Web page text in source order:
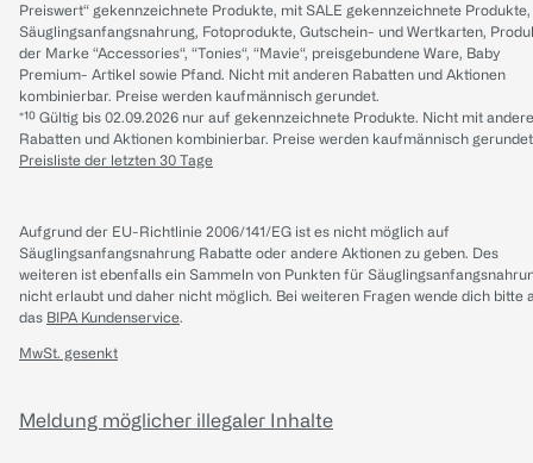
Preiswert“ gekennzeichnete Produkte, mit SALE gekennzeichnete Produkte,
Säuglingsanfangsnahrung, Fotoprodukte, Gutschein- und Wertkarten,
der Marke “Accessories“, “Tonies“, “Mavie“, preisgebundene Ware, Baby
Premium- Artikel sowie Pfand. Nicht mit anderen Rabatten und Aktionen
kombinierbar. Preise werden kaufmännisch gerundet.
*¹⁰ Gültig bis 02.09.2026 nur auf gekennzeichnete Produkte. Nicht mit
Rabatten und Aktionen kombinierbar. Preise werden kaufmännisch
Preisliste der letzten 30 Tage
Aufgrund der EU-Richtlinie 2006/141/EG ist es nicht möglich auf
Säuglingsanfangsnahrung Rabatte oder andere Aktionen zu geben. Des
weiteren ist ebenfalls ein Sammeln von Punkten für
nicht erlaubt und daher nicht möglich. Bei weiteren Fragen wende dich bitte
das BIPA Kundenservice.
MwSt. gesenkt
Meldung möglicher illegaler Inhalte